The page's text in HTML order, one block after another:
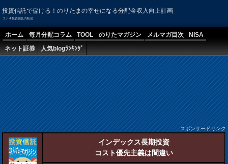
投資信託で儲ける！のりたまの幸せになる分配金収入向上計画
２／４投資信託の状況
ホーム 毎月分配コラム TOOL のりたマガジン メルマガ目次
NISA
ネット証券
人気blogﾗﾝｷﾝｸﾞ
スポンサードリンク
インデックス長期投資
コスト優先主義は間違い